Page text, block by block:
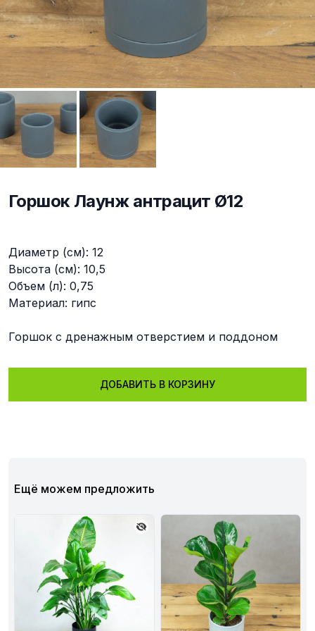
Горшок Лаунж антрацит Ø12
Диаметр (см): 12
Высота (см): 10,5
Объем (л): 0,75
Материал: гипс
Горшок с дренажным отверстием и поддоном
ДОБАВИТЬ В КОРЗИНУ
Ещё можем предложить